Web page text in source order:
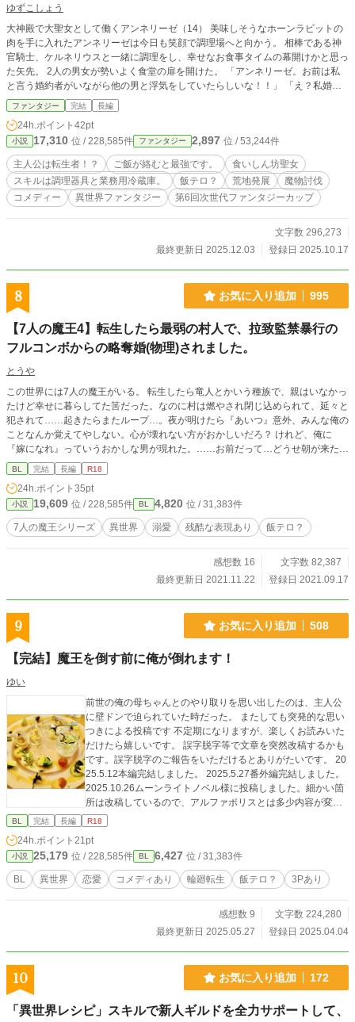
ゆずこしょう
大神殿で大聖女として働くアンネリーゼ（14） 美味しそうなホーンラビットの
肉を手に入れたアンネリーゼは今日も笑顔で調理場へと向かう。 相棒である神
官騎士、ケルネリウスと一緒に調理をし、幸せなお食事タイムの幕開けかと思っ
た矢先。 2人の男女が勢いよく食堂の扉を開けた。 「アンネリーゼ。お前は私
と言う婚約者がいながら他の男と浮気をしていたらしいな！！」 「え？私婚約
者なんて居ないはずですが？」 いつの間にか婚約者ができていて浮気していた
と濡れ衣を着せられたアンネリーゼ。 「お前との婚約は破棄させてもらおう。
そして、お前を最北端の領地プロセルピナ神殿の配属、アウローラ大神殿の大聖
女はレリア・ゴモリーとする。もちろん私の今後の婚約者もレリアだ。お前のよ
うな女、とっとと消えてしまえ。」 その言葉を聞いた瞬間、アンネリーゼはい
つの間にか婚約していていつの間にか婚約破棄されたという訳の分からない事実
だけが残った。 が…アンネリーゼはそんなこと気にしない。 「王都から出れる
なんてラッキーじゃない。プロセルピナ神殿の周りは強い魔物が多いと聞くし、
＊＊＊＊＊＊＊＊＊＊＊＊＊ ✿小説家なろうでも掲載開始いたしました。 こち
らの内容のリメイク版となります。少し内容が異なりますのでもし興味がありま
ファンタジー 完結 長編
24h.ポイント 42pt
小説 17,310 位 / 228,585件 ファンタジー 2,897 位 / 53,244件
主人公は転生者！？ ご飯が絡むと最強です。
食いしん坊聖女
スキルは調理器具と業務用冷蔵庫。
飯テロ？ 荒地発展
魔物討伐
コメディー
異世界ファンタジー 第6回次世代ファンタジーカップ
文字数 296,273
最終更新日 2025.12.03
登録日 2025.10.17
8 お気に入り追加 995
【7人の魔王4】転生したら最弱の村人で、拉致監禁暴行の
フルコンボからの略奪婚(物理)されました。
とうや
この世界には7人の魔王がいる。 転生したら竜人とかいう種族で、親はいなかっ
たけど幸せに暮らしてた筈だった。なのに村は燃やされ閉じ込められて、延々と
犯されて……起きたらまたループ…。夜が明けたら『あいつ』意外、みんな俺の
ことなんか覚えてやしない。心が壊れない方がおかしいだろ？ けれど、俺に
『嫁になれ』っていうおかしな男が現れた。……お前だって…どうせ朝が来たら
俺のことなんか忘れるくせに。 「明日まであんたが俺を忘れてなけりゃ……嫁
でもなんでもなってやるよ…っ！」 『ほー？忘れんなよ？その言葉』 聴覚を封
じられた戦闘狂魔王×ピンクの竜種かわい子ちゃん *******************************
************* ATTENTION ***************************************
***** ＊独自設定があります。随時更新の【人物紹介とネタバレ含む裏設定】を
参考にしてください。 ＊人道に反する残酷な表現があります。シリーズでわか
BL 完結 長編 R18
24h.ポイント 35pt
小説 19,609 位 / 228,585件 BL 4,820 位 / 31,383件
7人の魔王シリーズ 異世界 溺愛 残酷な表現あり 飯テロ？
感想数 16
文字数 82,387
最終更新日 2021.11.22
登録日 2021.09.17
9 お気に入り追加 508
【完結】魔王を倒す前に俺が倒れます！
ゆい
前世の俺の母ちゃんとのやり取りを思い出したのは、主人公
に壁ドンで迫られていた時だった。 またしても突発的な思い
つきによる投稿です 不定期になりますが、楽しくお読みいた
だけたら嬉しいです。 誤字脱字等で文章を突然改稿するかも
です。誤字脱字のご報告をいただけるとありがたいです。 20
25.5.12本編完結しました。 2025.5.27番外編完結しました。
2025.10.26ムーンライトノベル様に投稿しました。細かい箇
所は改稿しているので、アルファポリスとは多少内容が変わ
っています。
BL 完結 長編 R18
24h.ポイント 21pt
小説 25,179 位 / 228,585件 BL 6,427 位 / 31,383件
BL 異世界 恋愛 コメディあり 輪廻転生 飯テロ？ 3Pあり
感想数 9
文字数 224,280
最終更新日 2025.05.27
登録日 2025.04.04
10 お気に入り追加 172
「異世界レシピ」スキルで新人ギルドを全力サポートして、